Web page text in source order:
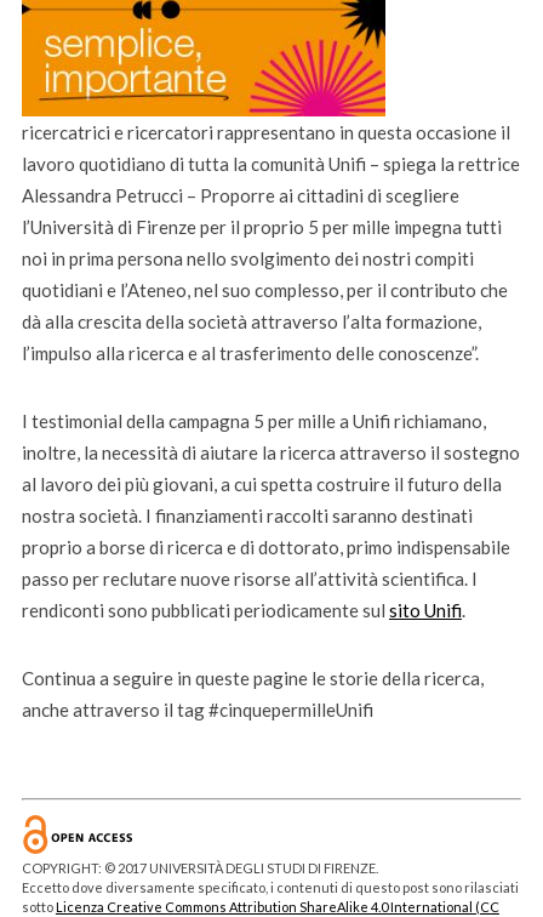
ricercatrici e ricercatori rappresentano in questa occasione il
lavoro quotidiano di tutta la comunità Unifi – spiega la rettrice
Alessandra Petrucci – Proporre ai cittadini di scegliere
l’Università di Firenze per il proprio 5 per mille impegna tutti
noi in prima persona nello svolgimento dei nostri compiti
quotidiani e l’Ateneo, nel suo complesso, per il contributo che
dà alla crescita della società attraverso l’alta formazione,
l’impulso alla ricerca e al trasferimento delle conoscenze”.
I testimonial della campagna 5 per mille a Unifi richiamano,
inoltre, la necessità di aiutare la ricerca attraverso il sostegno
al lavoro dei più giovani, a cui spetta costruire il futuro della
nostra società. I finanziamenti raccolti saranno destinati
proprio a borse di ricerca e di dottorato, primo indispensabile
passo per reclutare nuove risorse all’attività scientifica. I
rendiconti sono pubblicati periodicamente sul sito Unifi.
Continua a seguire in queste pagine le storie della ricerca,
anche attraverso il tag #cinquepermilleUnifi
COPYRIGHT: © 2017 UNIVERSITÀ DEGLI STUDI DI FIRENZE.
Eccetto dove diversamente specificato, i contenuti di questo post sono rilasciati
sottoLicenza Creative Commons Attribution ShareAlike 4.0 International (CC